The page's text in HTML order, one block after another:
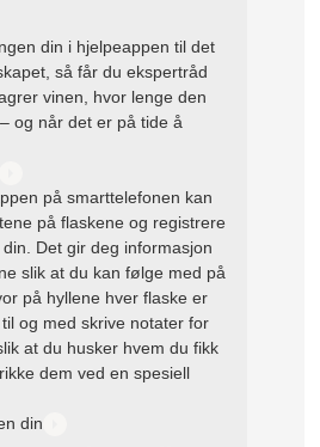
din